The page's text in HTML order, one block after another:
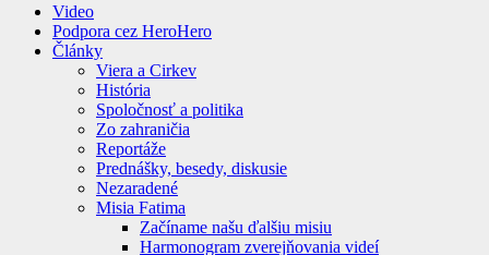
Video
Podpora cez HeroHero
Články
Viera a Cirkev
História
Spoločnosť a politika
Zo zahraničia
Reportáže
Prednášky, besedy, diskusie
Nezaradené
Misia Fatima
Začíname našu ďalšiu misiu
Harmonogram zverejňovania videí